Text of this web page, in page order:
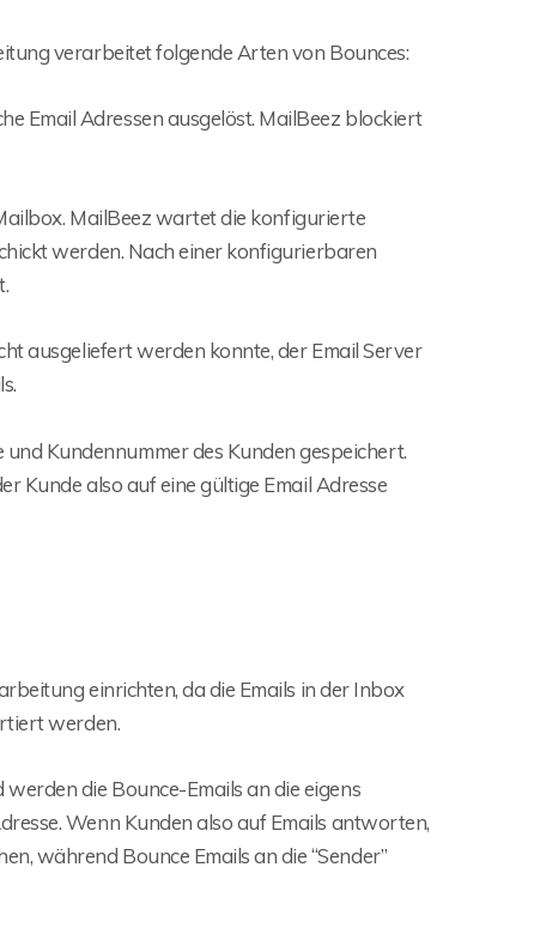
verarbeitet folgende Arten von Bounces:
Email Adressen ausgelöst. MailBeez blockiert
MailBeez wartet die konfigurierte
werden. Nach einer konfigurierbaren
ausgeliefert werden konnte, der Email Server
Kundennummer des Kunden gespeichert.
Kunde also auf eine gültige Email Adresse
einrichten, da die Emails in der Inbox
werden.
die Bounce-Emails an die eigens
Wenn Kunden also auf Emails antworten,
während Bounce Emails an die “Sender”